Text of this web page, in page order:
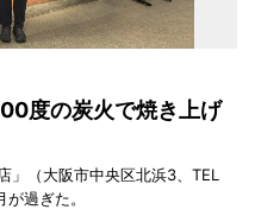
度の炭火で焼き上げ
」（大阪市中央区北浜3、TEL
過ぎた。